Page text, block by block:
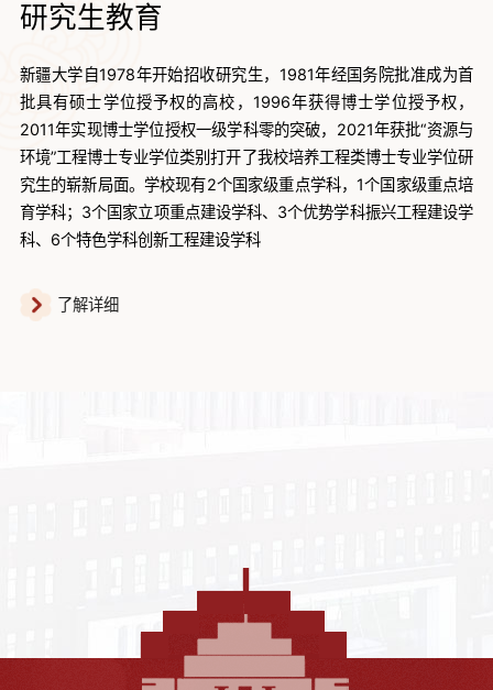
研究生教育
新疆大学自1978年开始招收研究生，1981年经国务院批准成为首
批具有硕士学位授予权的高校，1996年获得博士学位授予权，
2011年实现博士学位授权一级学科零的突破，2021年获批“资源与
环境”工程博士专业学位类别打开了我校培养工程类博士专业学位研
究生的崭新局面。学校现有2个国家级重点学科，1个国家级重点培
育学科；3个国家立项重点建设学科、3个优势学科振兴工程建设学
科、6个特色学科创新工程建设学科
了解详细